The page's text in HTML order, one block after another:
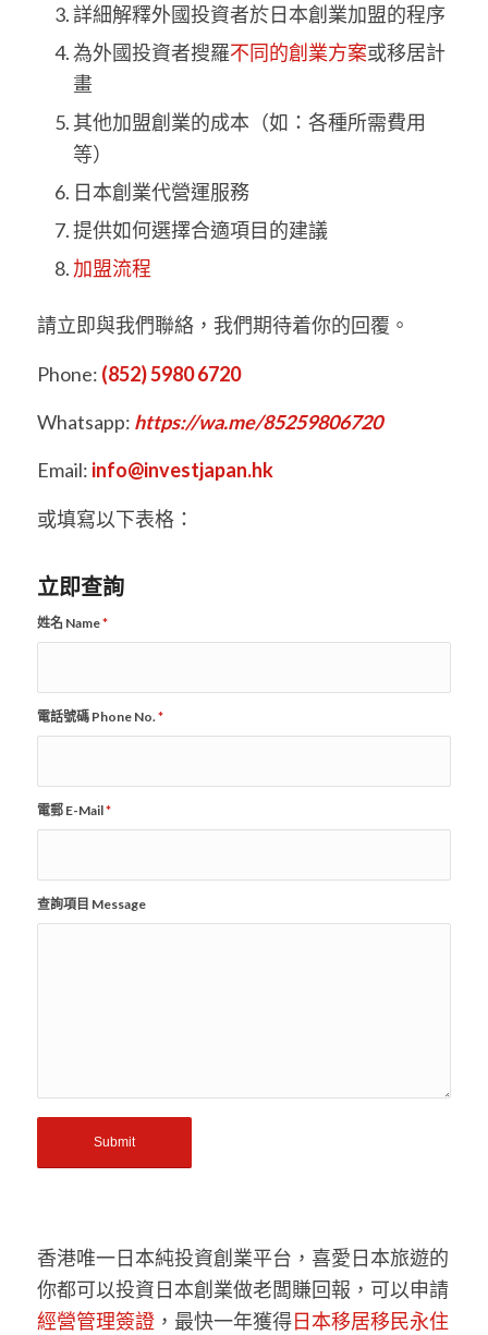
詳細解釋外國投資者於日本創業加盟的程序
為外國投資者搜羅不同的創業方案或移居計
畫
其他加盟創業的成本（如：各種所需費用
等）
日本創業代營運服務
提供如何選擇合適項目的建議
加盟流程
請立即與我們聯絡，我們期待着你的回覆。
Phone: (852) 5980 6720
Whatsapp: https://wa.me/85259806720
Email: info@investjapan.hk
或填寫以下表格：
立即查詢
姓名 Name*
電話號碼 Phone No. *
電郵 E-Mail*
查詢項目 Message
香港唯一日本純投資創業平台，喜愛日本旅遊的
你都可以投資日本創業做老闆賺回報，可以申請
經營管理簽證，最快一年獲得日本移居移民永住